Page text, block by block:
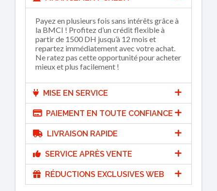
Payez en plusieurs fois sans intérêts grâce à
la BMCI ! Profitez d’un crédit flexible à
partir de 1500 DH jusqu’à 12 mois et
repartez immédiatement avec votre achat.
Ne ratez pas cette opportunité pour acheter
mieux et plus facilement !
MISE EN SERVICE
PAIEMENT EN TOUTE CONFIANCE
LIVRAISON RAPIDE
SERVICE APRÈS VENTE
RÉDUCTIONS EXCLUSIVES WEB